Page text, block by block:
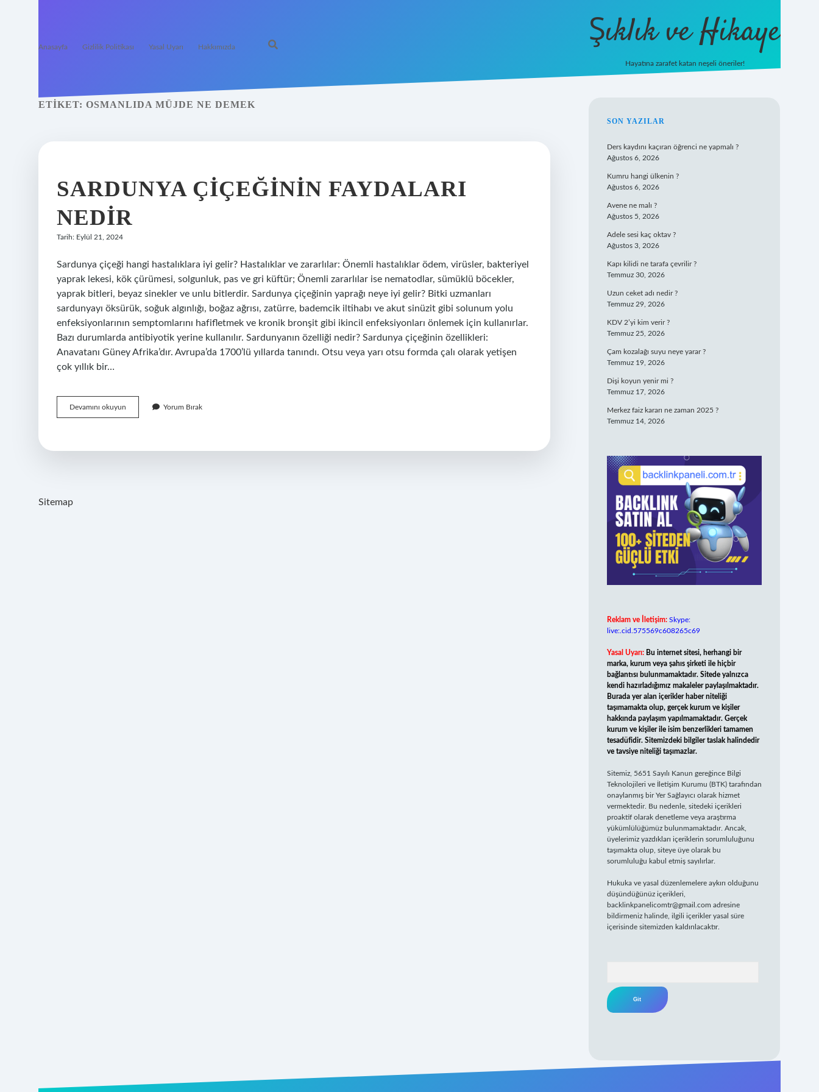
Anasayfa Gizlilik Politikası Yasal Uyarı Hakkımızda Şıklık ve Hikaye
Hayatına zarafet katan neşeli öneriler!
ETIKET: OSMANLIDA MÜJDE NE DEMEK
SARDUNYA ÇIÇEĞININ FAYDALARI
NEDIR
Tarih: Eylül 21, 2024
Sardunya çiçeği hangi hastalıklara iyi gelir? Hastalıklar ve zararlılar: Önemli hastalıklar ödem, virüsler, bakteriyel
yaprak lekesi, kök çürümesi, solgunluk, pas ve gri küftür; Önemli zararlılar ise nematodlar, sümüklü böcekler,
yaprak bitleri, beyaz sinekler ve unlu bitlerdir. Sardunya çiçeğinin yaprağı neye iyi gelir? Bitki uzmanları
sardunyayı öksürük, soğuk algınlığı, boğaz ağrısı, zatürre, bademcik iltihabı ve akut sinüzit gibi solunum yolu
enfeksiyonlarının semptomlarını hafifletmek ve kronik bronşit gibi ikincil enfeksiyonları önlemek için kullanırlar.
Bazı durumlarda antibiyotik yerine kullanılır. Sardunyanın özelliği nedir? Sardunya çiçeğinin özellikleri:
Anavatanı Güney Afrika’dır. Avrupa’da 1700’lü yıllarda tanındı. Otsu veya yarı otsu formda çalı olarak yetişen
çok yıllık bir…
Devamını okuyun Sardunya
Çiçeğinin
Yorum Bırak
Sitemap
SIDEBAR
SON YAZILAR
Ders kaydını kaçıran öğrenci ne yapmalı ?
Ağustos 6, 2026
Kumru hangi ülkenin ?
Ağustos 6, 2026
Avene ne malı ?
Ağustos 5, 2026
Adele sesi kaç oktav ?
Ağustos 3, 2026
Kapı kilidi ne tarafa çevrilir ?
Temmuz 30, 2026
Uzun ceket adı nedir ?
Temmuz 29, 2026
KDV 2’yi kim verir ?
Temmuz 25, 2026
Çam kozalağı suyu neye yarar ?
Temmuz 19, 2026
Dişi koyun yenir mi ?
Temmuz 17, 2026
Merkez faiz kararı ne zaman 2025 ?
Temmuz 14, 2026
Reklam ve İletişim: Skype:
live:.cid.575569c608265c69
Yasal Uyarı: Bu internet sitesi, herhangi bir
marka, kurum veya şahıs şirketi ile hiçbir
bağlantısı bulunmamaktadır. Sitede yalnızca
kendi hazırladığımız makaleler paylaşılmaktadır.
Burada yer alan içerikler haber niteliği
taşımamakta olup, gerçek kurum ve kişiler
hakkında paylaşım yapılmamaktadır. Gerçek
kurum ve kişiler ile isim benzerlikleri tamamen
tesadüfidir. Sitemizdeki bilgiler taslak halindedir
ve tavsiye niteliği taşımazlar.
Sitemiz, 5651 Sayılı Kanun gereğince Bilgi
Teknolojileri ve İletişim Kurumu (BTK) tarafından
onaylanmış bir Yer Sağlayıcı olarak hizmet
vermektedir. Bu nedenle, sitedeki içerikleri
proaktif olarak denetleme veya araştırma
yükümlülüğümüz bulunmamaktadır. Ancak,
üyelerimiz yazdıkları içeriklerin sorumluluğunu
taşımakta olup, siteye üye olarak bu
sorumluluğu kabul etmiş sayılırlar.
Hukuka ve yasal düzenlemelere aykırı olduğunu
düşündüğünüz içerikleri,
backlinkpanelicomtr@gmail.com adresine
bildirmeniz halinde, ilgili içerikler yasal süre
içerisinde sitemizden kaldırılacaktır.